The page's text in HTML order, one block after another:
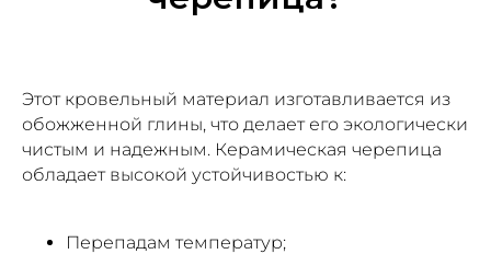
Этот кровельный материал изготавливается из
обожженной глины, что делает его экологически
чистым и надежным. Керамическая черепица
обладает высокой устойчивостью к:
Перепадам температур;